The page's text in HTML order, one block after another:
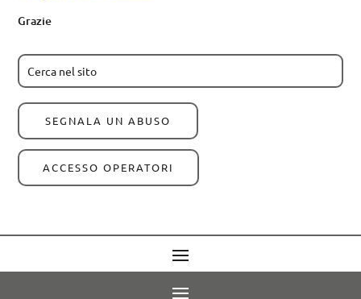
Grazie
SEGNALA UN ABUSO
ACCESSO OPERATORI